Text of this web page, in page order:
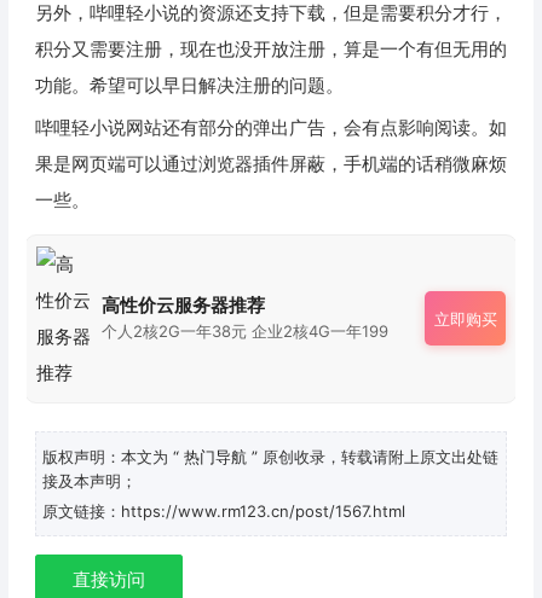
另外，哔哩轻小说的资源还支持下载，但是需要积分才行，
积分又需要注册，现在也没开放注册，算是一个有但无用的
功能。希望可以早日解决注册的问题。
哔哩轻小说网站还有部分的弹出广告，会有点影响阅读。如
果是网页端可以通过浏览器插件屏蔽，手机端的话稍微麻烦
一些。
高性价云服务器推荐
个人2核2G一年38元 企业2核4G一年199
立即购买
版权声明：本文为 “ 热门导航 ” 原创收录，转载请附上原文出处链
接及本声明；
原文链接：https://www.rm123.cn/post/1567.html
直接访问